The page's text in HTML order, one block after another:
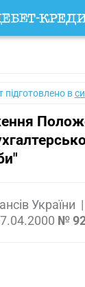
підготовлено в
України |
№